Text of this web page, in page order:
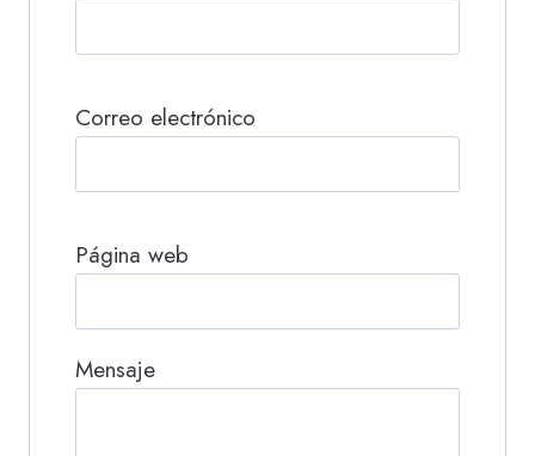
Correo electrónico
Página web
Mensaje